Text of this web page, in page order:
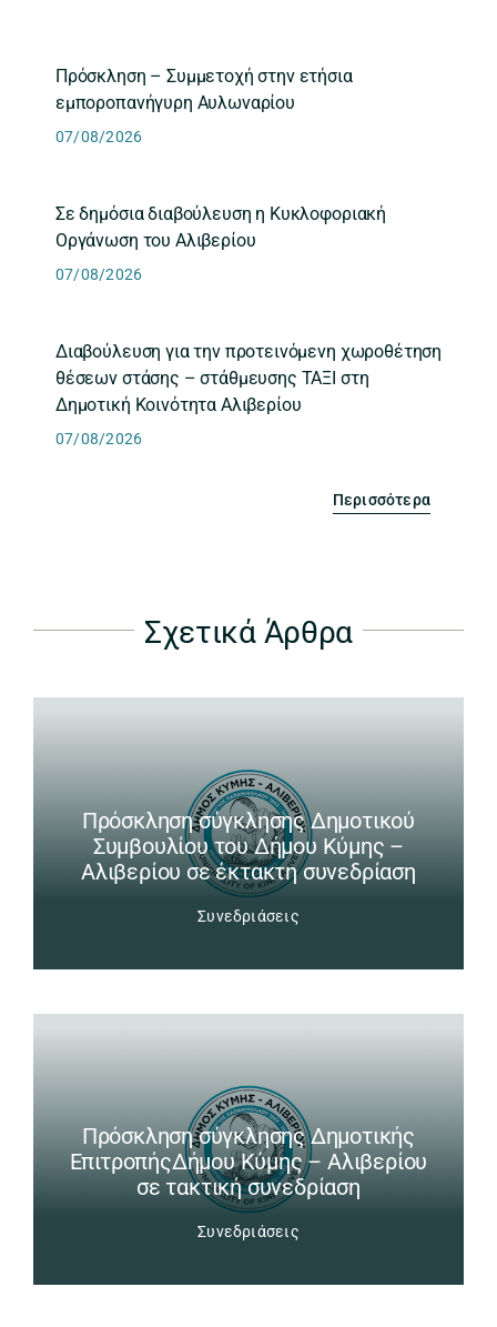
Πρόσκληση – Συμμετοχή στην ετήσια
εμποροπανήγυρη Αυλωναρίου
07/08/2026
Σε δημόσια διαβούλευση η Κυκλοφοριακή
Οργάνωση του Αλιβερίου
07/08/2026
Διαβούλευση για την προτεινόμενη χωροθέτηση
θέσεων στάσης – στάθμευσης ΤΑΞΙ στη
Δημοτική Κοινότητα Αλιβερίου
07/08/2026
Περισσότερα
Σχετικά Άρθρα
Πρόσκληση σύγκλησης Δημοτικού
Συμβουλίου του Δήμου Κύμης –
Αλιβερίου σε έκτακτη συνεδρίαση
Συνεδριάσεις
Πρόσκληση σύγκλησης Δημοτικής
ΕπιτροπήςΔήμου Κύμης – Αλιβερίου
σε τακτική συνεδρίαση
Συνεδριάσεις